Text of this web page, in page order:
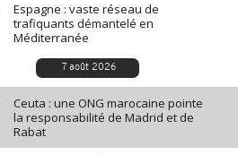
Espagne : vaste réseau de
trafiquants démantelé en
Méditerranée
7 août 2026
Ceuta : une ONG marocaine pointe
la responsabilité de Madrid et de
Rabat